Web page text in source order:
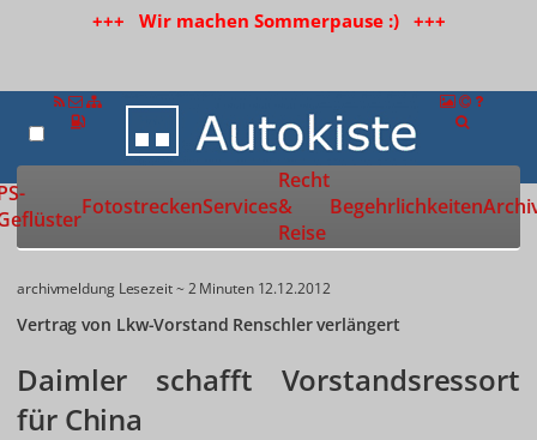
+++ Wir machen Sommerpause :) +++
Zur Startseite
FotostreckenServices
Recht
&
Reise
Begehrlichkeiten
archivmeldung Lesezeit ~ 2 Minuten 12.12.2012
Vertrag von Lkw-Vorstand Renschler verlängert
Daimler schafft Vorstandsressort
für China